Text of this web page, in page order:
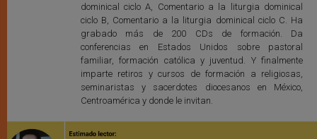
dominical ciclo A, Comentario a la liturgia dominical
ciclo B, Comentario a la liturgia dominical ciclo C. Ha
grabado más de 200 CDs de formación. Da
conferencias en Estados Unidos sobre pastoral
familiar, formación católica y juventud. Y finalmente
imparte retiros y cursos de formación a religiosas,
seminaristas y sacerdotes diocesanos en México,
Centroamérica y donde le invitan.